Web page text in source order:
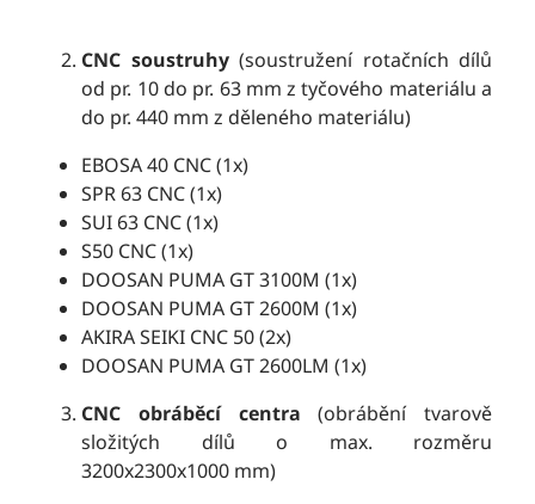
CNC soustruhy(soustružení rotačních dílů
od pr. 10 do pr. 63 mm z tyčového materiálu a
do pr. 440 mm z děleného materiálu)
EBOSA 40 CNC (1x)
SPR 63 CNC (1x)
SUI 63 CNC (1x)
S50 CNC (1x)
DOOSAN PUMA GT 3100M (1x)
DOOSAN PUMA GT 2600M (1x)
AKIRA SEIKI CNC 50 (2x)
DOOSAN PUMA GT 2600LM (1x)
CNC obráběcí centra (obrábění tvarově
složitých dílů o max. rozměru
3200x2300x1000 mm)